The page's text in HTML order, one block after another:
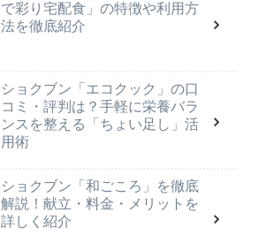
で彩り宅配食」の特徴や利用方
法を徹底紹介
ショクブン「エコクック」の口
コミ・評判は？手軽に栄養バラ
ンスを整える「ちょい足し」活
用術
ショクブン「和ごころ」を徹底
解説！献立・料金・メリットを
詳しく紹介